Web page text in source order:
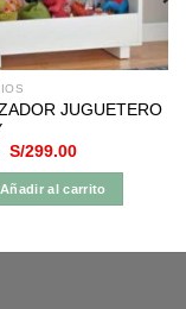
JUGUETERO
El
original
era:
S/299.00El
actual
es:
Añadir al carrito